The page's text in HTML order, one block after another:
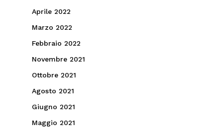
Aprile 2022
Marzo 2022
Febbraio 2022
Novembre 2021
Ottobre 2021
Agosto 2021
Giugno 2021
Maggio 2021